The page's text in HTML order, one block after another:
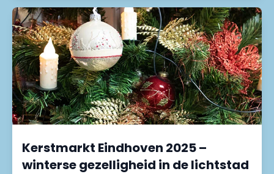
Kerstmarkt Eindhoven 2025 –
winterse gezelligheid in de lichtstad